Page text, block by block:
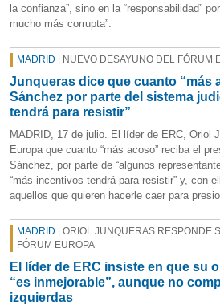
la confianza”, sino en la “responsabilidad”
mucho más corrupta”.
MADRID | NUEVO DESAYUNO DEL FÓRUM
Junqueras dice que cuanto “más
Sánchez por parte del sistema
tendrá para resistir”
MADRID, 17 de julio. El líder de ERC, Oriol
Europa que cuanto “más acoso” reciba el
Sánchez, por parte de “algunos
“más incentivos tendrá para resistir” y, con
aquellos que quieren hacerle caer para
MADRID | ORIOL JUNQUERAS RESPONDE
FÓRUM EUROPA
El líder de ERC insiste en que su
“es inmejorable”, aunque no
izquierdas